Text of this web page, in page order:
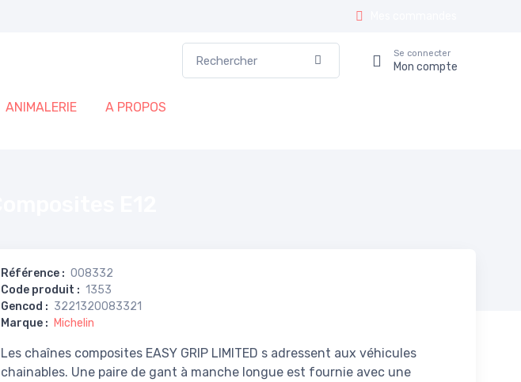
Se connecter
Mon compte
ANIMALERIE A PROPOS
Référence : 008332
Code produit : 1353
Gencod : 3221320083321
Marque : Michelin
Les chaînes composites EASY GRIP LIMITED s adressent aux véhicules
chainables. Une paire de gant à manche longue est fournie avec une